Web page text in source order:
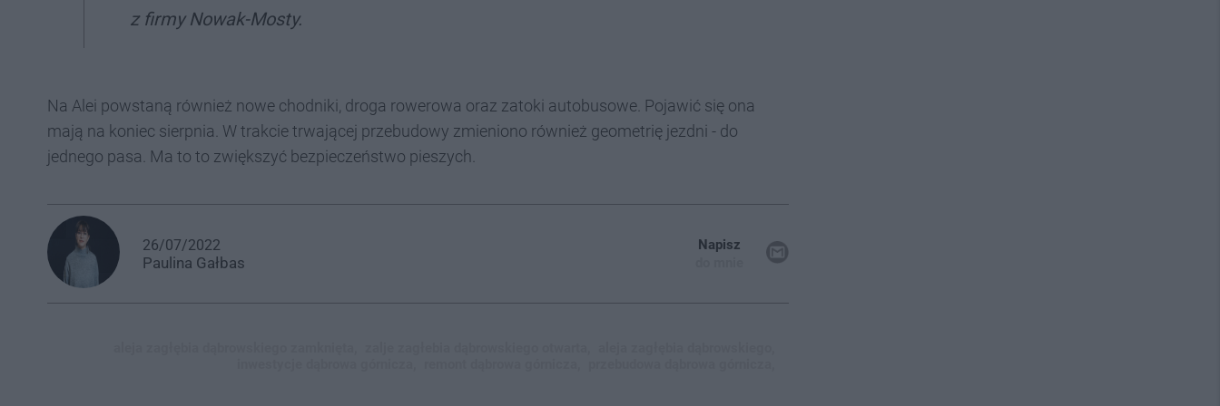
z firmy Nowak-Mosty.
Na Alei powstaną również nowe chodniki, droga rowerowa oraz zatoki autobusowe. Pojawić się ona
mają na koniec sierpnia. W trakcie trwającej przebudowy zmieniono również geometrię jezdni - do
jednego pasa. Ma to to zwiększyć bezpieczeństwo pieszych.
26/07/2022
Paulina Gałbas
Napisz